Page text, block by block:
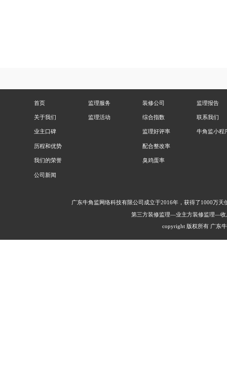
首页
关于我们
业主口碑
历程和优势
我们的荣誉
公司新闻
监理服务
监理活动
装修公司
综合指数
监理好评率
配合整改率
臭鸡蛋率
监理报告
联系我们
牛角监小程
广东牛角监网络科技有限公司成立于2016年，获得了1000万
第三方装修监理—业主方装修监理—
copyright 版权所有 广东